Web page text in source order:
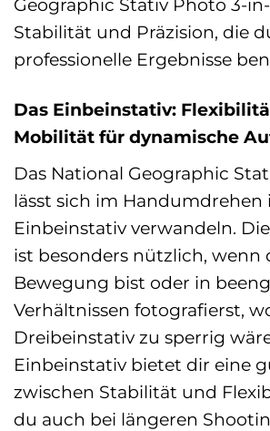
Geographic Stativ Photo 3-
Stabilität und Präzision, die
professionelle Ergebnisse
Das Einbeinstativ:
Mobilität für dynamische
Das National Geographic
lässt sich im Handumdrehen
Einbeinstativ verwandeln.
ist besonders nützlich, wenn
Bewegung bist oder in
Verhältnissen fotografierst,
Dreibeinstativ zu sperrig
Einbeinstativ bietet dir eine
zwischen Stabilität und
du auch bei längeren